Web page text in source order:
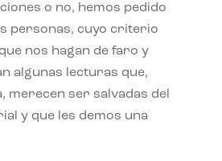
o no, hemos pedido
personas, cuyo criterio
nos hagan de faro y
algunas lecturas que,
merecen ser salvadas del
y que les demos una